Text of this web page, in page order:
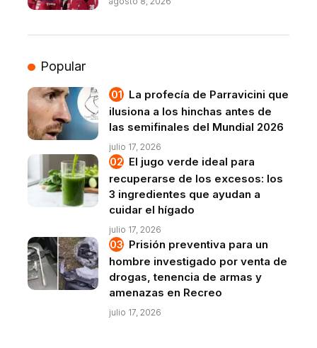
Popular
La profecía de Parravicini que
ilusiona a los hinchas antes de
las semifinales del Mundial 2026
julio 17, 2026
El jugo verde ideal para
recuperarse de los excesos: los
3 ingredientes que ayudan a
cuidar el hígado
julio 17, 2026
Prisión preventiva para un
hombre investigado por venta de
drogas, tenencia de armas y
amenazas en Recreo
julio 17, 2026